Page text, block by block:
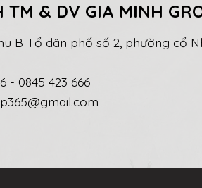
TM & DV GIA MINH
B Tổ dân phố số 2, phường cổ
- 0845 423 666